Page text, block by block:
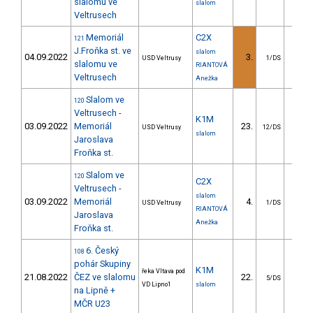
Veltrusech
slalom
04.09.2022
121 Memoriál
J.Froňka st. ve
slalomu ve
Veltrusech
USD Veltrusy
C2X
slalom
RIANTOVÁ
Anežka
3. 1/DS
03.09.2022
120 Slalom ve
Veltrusech -
Memoriál
Jaroslava
Froňka st.
USD Veltrusy
K1M
slalom
23. 12/DS
03.09.2022
120 Slalom ve
Veltrusech -
Memoriál
Jaroslava
Froňka st.
USD Veltrusy
C2X
slalom
RIANTOVÁ
Anežka
4. 1/DS
21.08.2022
108 6. Český
pohár Skupiny
ČEZ ve slalomu
na Lipně +
MČR U23
řeka Vltava pod
VD Lipno1
K1M
slalom
22. 5/DS